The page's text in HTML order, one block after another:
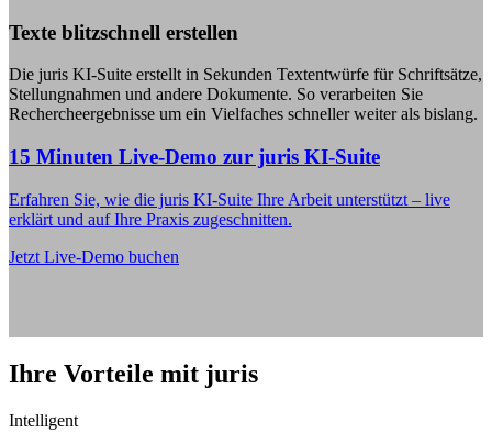
Texte blitzschnell erstellen
Die juris KI-Suite erstellt in Sekunden Textentwürfe für Schriftsätze,
Stellungnahmen und andere Dokumente. So verarbeiten Sie
Rechercheergebnisse um ein Vielfaches schneller weiter als bislang.
15 Minuten Live-Demo zur juris KI-Suite
Erfahren Sie, wie die juris KI-Suite Ihre Arbeit unterstützt – live
erklärt und auf Ihre Praxis zugeschnitten.
Jetzt Live-Demo buchen
Ihre Vorteile mit juris
Intelligent